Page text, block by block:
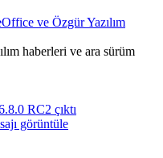
ve Özgür Yazılım
haberleri ve ara sürüm
RC2 çıktı
görüntüle